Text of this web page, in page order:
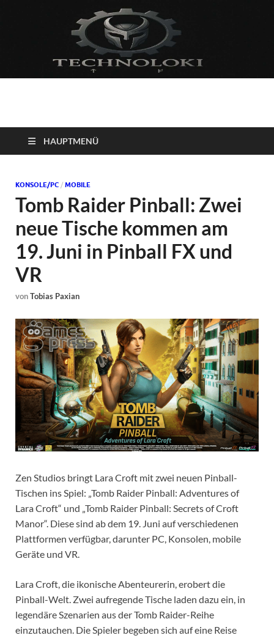
Technoloki: Gaming
und Entertainment
News
Blockbuster, Indie-Perlen und Retro-Klassiker.
HAUPTMENÜ
KONSOLE/PC / MOBILE
Tomb Raider Pinball: Zwei
neue Tische kommen am
19. Juni in Pinball FX und
VR
vonTobias Paxian
Zen Studios bringt Lara Croft mit zwei neuen Pinball-
Tischen ins Spiel: „Tomb Raider Pinball: Adventures of
Lara Croft“ und „Tomb Raider Pinball: Secrets of Croft
Manor“. Diese sind ab dem 19. Juni auf verschiedenen
Plattformen verfügbar, darunter PC, Konsolen, mobile
Geräte und VR.
Lara Croft, die ikonische Abenteurerin, erobert die
Pinball-Welt. Zwei aufregende Tische laden dazu ein, in
legendäre Szenarien aus der Tomb Raider-Reihe
einzutauchen. Die Spieler begeben sich auf eine Reise